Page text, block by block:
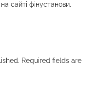
сайті фінустанови.
Required fields are